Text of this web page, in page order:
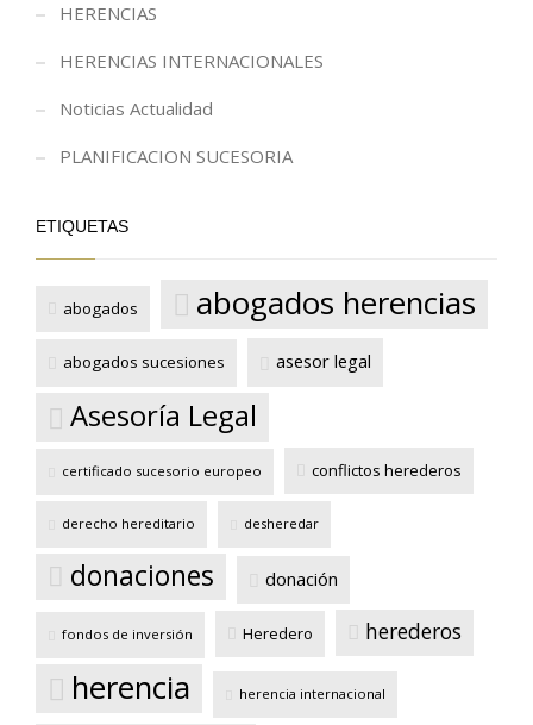
HERENCIAS
HERENCIAS INTERNACIONALES
Noticias Actualidad
PLANIFICACION SUCESORIA
ETIQUETAS
abogados abogados herencias
abogados sucesiones asesor legal
Asesoría Legal
certificado sucesorio europeo conflictos herederos
derecho hereditario desheredar
donaciones donación
fondos de inversión Heredero herederos
herencia herencia internacional
INFÓRMATE AHORA Y CONSÚLTANOS